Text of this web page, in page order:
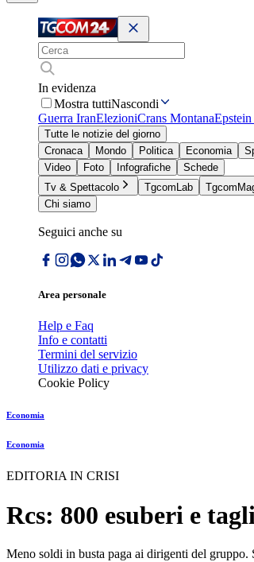
In evidenza
Mostra tuttiNascondi
Guerra IranElezioniCrans Montana
Tutte le notizie del giorno
Cronaca
Mondo Politica Economia
Video
Foto Infografiche
Schede
Tv & Spettacolo
TgcomLab
Chi siamo
Seguici anche su
Area personale
Help e Faq
Info e contatti
Termini del servizio
Utilizzo dati e privacy
Cookie Policy
Economia
Economia
EDITORIA IN CRISI
Rcs: 800 esuberi e
Meno soldi in busta paga ai dirigenti del